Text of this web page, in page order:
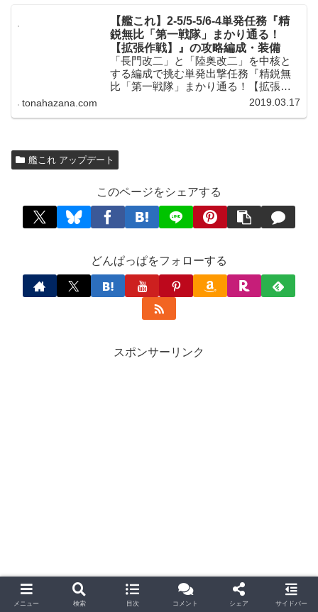
に入る任務となっています。
【艦これ】2-5/5-5/6-4単発任務『精
鋭無比「第一戦隊」まかり通る！
【拡張作戦】』の攻略編成・装備
「長門改二」と「陸奥改二」を中核と
する編成で挑む単発出撃任務『精鋭無
比「第一戦隊」まかり通る！【拡張作
戦】』を攻略！2-5/5-5/6-4で各1回のボ
が入手できます。
tonahazana.com 2019.03.17
艦これ アップデート
このページをシェアする
どんぱっぱをフォローする
スポンサーリンク
関連記事
メニュー 検索 目次 コメント シェア サイドバー